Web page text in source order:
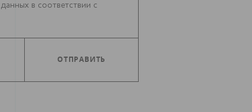
в соответствии с